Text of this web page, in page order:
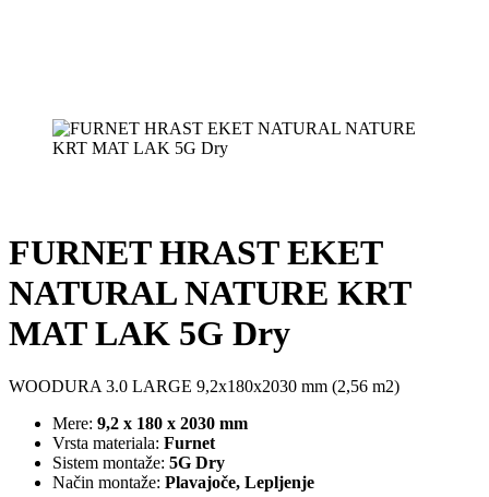
FURNET HRAST EKET
NATURAL NATURE KRT
MAT LAK 5G Dry
WOODURA 3.0 LARGE 9,2x180x2030 mm (2,56 m2)
Mere: 9,2 x 180 x 2030 mm
Vrsta materiala: Furnet
Sistem montaže: 5G Dry
Način montaže: Plavajoče, Lepljenje